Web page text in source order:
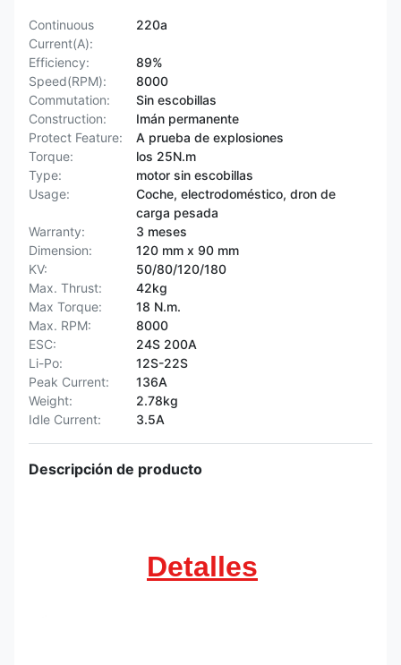
Continuous
Current(A):
220a
Efficiency:
89%
Speed(RPM):
8000
Commutation:
Sin escobillas
Construction:
Imán permanente
Protect Feature:
A prueba de explosiones
Torque:
los 25N.m
Type:
motor sin escobillas
Usage:
Coche, electrodoméstico, dron de
carga pesada
Warranty:
3 meses
Dimension:
120 mm x 90 mm
KV:
50/80/120/180
Max. Thrust:
42kg
Max Torque:
18 N.m.
Max. RPM:
8000
ESC:
24S 200A
Li-Po:
12S-22S
Peak Current:
136A
Weight:
2.78kg
Idle Current:
3.5A
Descripción de producto
Detalles